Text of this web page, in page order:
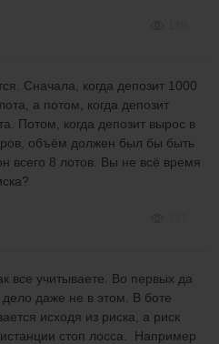
Сначала, когда депозит 1000
а потом, когда депозит
Потом, когда депозит вырос в
объём должен был бы быть
всего 8 лотов. Вы не всё время
все учитываете. Во первых да
даже не в этом. В боте
исходя из риска, а риск
стоп лосса. Например